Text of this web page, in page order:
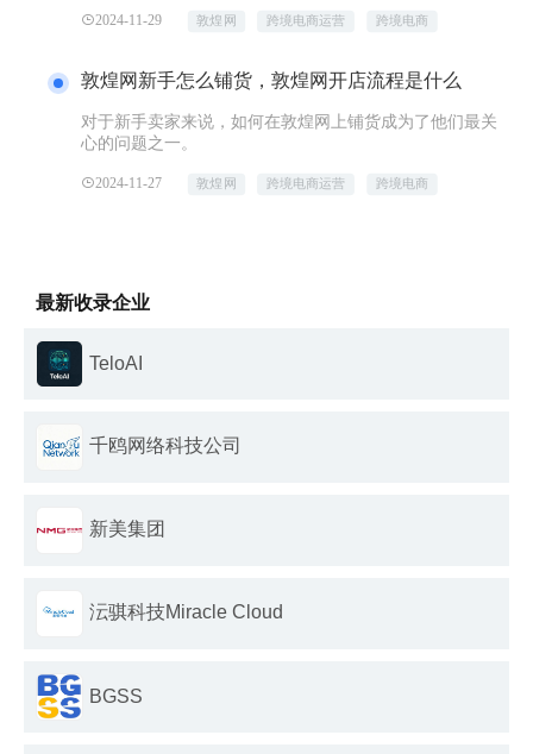
2024-11-29 敦煌网 跨境电商运营 跨境电商
敦煌网新手怎么铺货，敦煌网开店流程是什么
对于新手卖家来说，如何在敦煌网上铺货成为了他们最关
心的问题之一。
2024-11-27 敦煌网 跨境电商运营 跨境电商
最新收录企业
TeloAI
千鸥网络科技公司
新美集团
沄骐科技Miracle Cloud
BGSS